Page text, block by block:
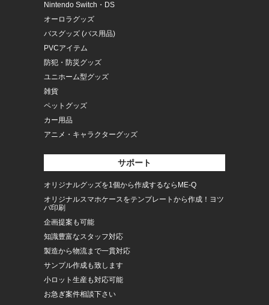
Nintendo Switch・DS
オーロラグッズ
バスグッズ (バス用品)
PVCアイテム
防犯・防災グッズ
ユニホーム型グッズ
雑貨
ペットグッズ
カー用品
アニメ・キャラクターグッズ
サポート
オリジナルグッズを1個から作成するならME-Q
オリジナルスマホケースをテンプレートから作成！ヨツ
バ印刷
企画提案も可能
知識豊富なスタッフ対応
製造から物流まで一貫対応
サンプル作成も致します
小ロット生産も対応可能
お急ぎ案件相談下さい